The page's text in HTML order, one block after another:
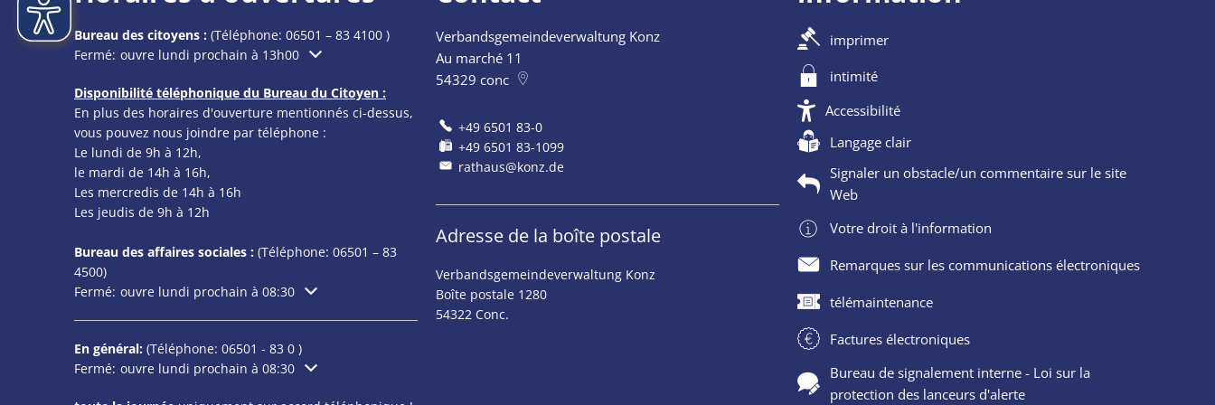
Bureau des citoyens : (Téléphone: 06501 – 83 4100 )
Cliquez pour masquer les heures d'ouverture ou de fermeture supplémentaires
Fermé: ouvre lundi prochain à 13h00
Disponibilité téléphonique du Bureau du Citoyen :
En plus des horaires d'ouverture mentionnés ci-dessus,
vous pouvez nous joindre par téléphone :
Le lundi de 9h à 12h,
le mardi de 14h à 16h,
Les mercredis de 14h à 16h
Les jeudis de 9h à 12h
Bureau des affaires sociales : (Téléphone: 06501 – 83
4500)
Cliquez pour masquer les heures d'ouverture ou de fermeture supplémentaires
Fermé: ouvre lundi prochain à 08:30
En général: (Téléphone: 06501 - 83 0 )
Cliquez pour masquer les heures d'ouverture ou de fermeture supplémentaires
Fermé: ouvre lundi prochain à 08:30
Verbandsgemeindeverwaltung Konz
Au marché 11
54329 conc
+49 6501 83-0
+49 6501 83-1099
rathaus@konz.de
Adresse de la boîte postale
Verbandsgemeindeverwaltung Konz
Boîte postale 1280
54322 Conc.
imprimer
intimité
Accessibilité
Langage clair
Signaler un obstacle/un commentaire sur le site
Web
Votre droit à l'information
Remarques sur les communications électroniques
télémaintenance
Factures électroniques
Bureau de signalement interne - Loi sur la
protection des lanceurs d'alerte